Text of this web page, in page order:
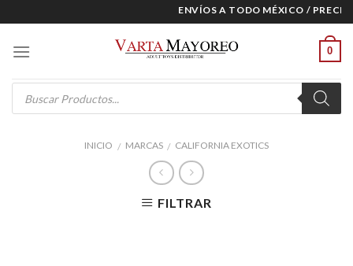
to
content
ENVÍOS A TODO MÉXICO / PRECIOS
0
Products
search
INICIO / MARCAS / CALIFORNIA EXOTICS
FILTRAR